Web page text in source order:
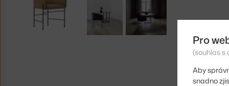
Pro
(souhlas s
Aby
snadno